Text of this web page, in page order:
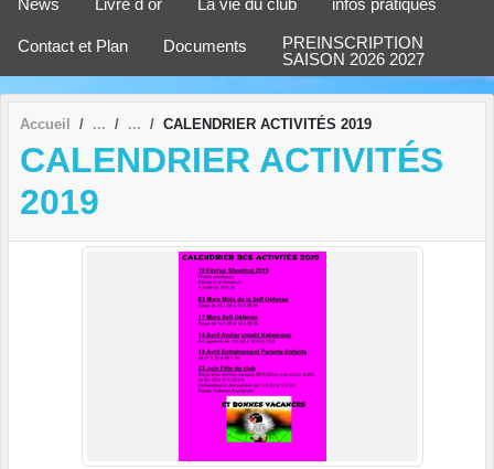
Contact et Plan Documents
PREINSCRIPTION
SAISON 2026 2027
Accueil CALENDRIER ACTIVITÉS 2019
CALENDRIER ACTIVITÉS
2019